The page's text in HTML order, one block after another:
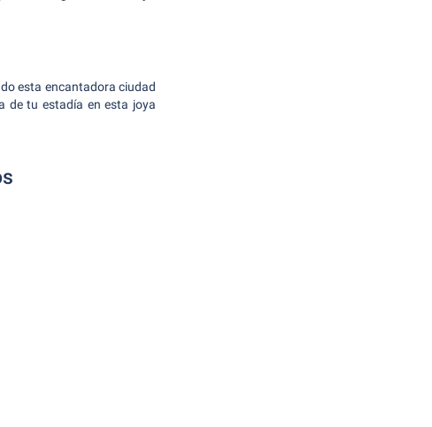
esta encantadora ciudad
de tu estadía en esta joya